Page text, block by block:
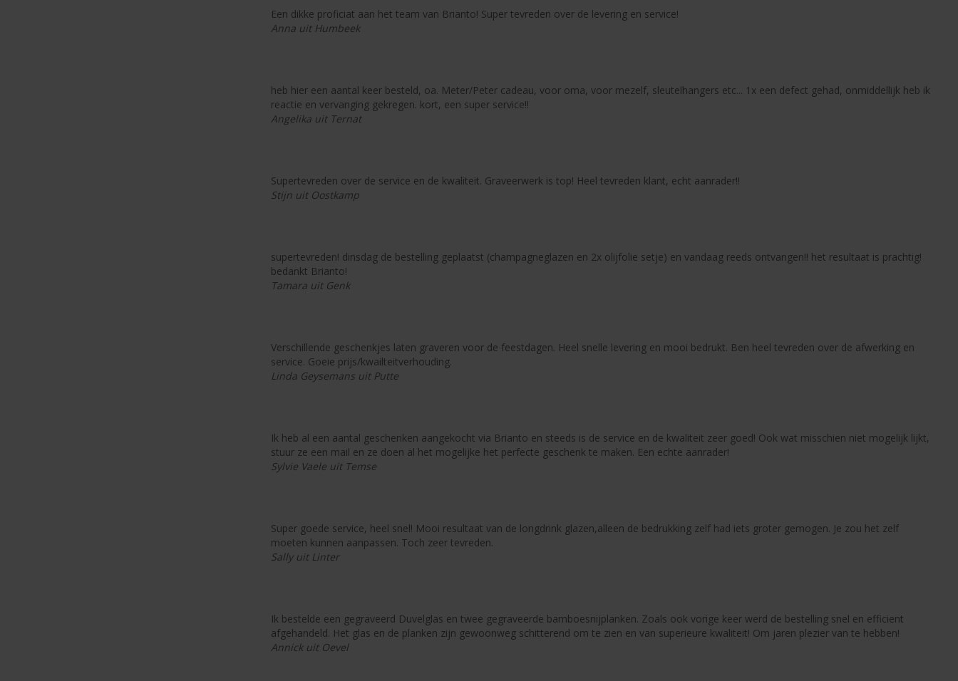
Een dikke proficiat aan het team van Brianto! Super tevreden over de levering en service!
Anna uit Humbeek
heb hier een aantal keer besteld, oa. Meter/Peter cadeau, voor oma, voor mezelf, sleutelhangers etc... 1x een defect gehad, onmiddellijk heb ik
reactie en vervanging gekregen. kort, een super service!!
Angelika uit Ternat
Supertevreden over de service en de kwaliteit. Graveerwerk is top! Heel tevreden klant, echt aanrader!!
Stijn uit Oostkamp
supertevreden! dinsdag de bestelling geplaatst (champagneglazen en 2x olijfolie setje) en vandaag reeds ontvangen!! het resultaat is prachtig!
bedankt Brianto!
Tamara uit Genk
Verschillende geschenkjes laten graveren voor de feestdagen. Heel snelle levering en mooi bedrukt. Ben heel tevreden over de afwerking en
service. Goeie prijs/kwailteitverhouding.
Linda Geysemans uit Putte
Ik heb al een aantal geschenken aangekocht via Brianto en steeds is de service en de kwaliteit zeer goed! Ook wat misschien niet mogelijk lijkt,
stuur ze een mail en ze doen al het mogelijke het perfecte geschenk te maken. Een echte aanrader!
Sylvie Vaele uit Temse
Super goede service, heel snel! Mooi resultaat van de longdrink glazen,alleen de bedrukking zelf had iets groter gemogen. Je zou het zelf
moeten kunnen aanpassen. Toch zeer tevreden.
Sally uit Linter
Ik bestelde een gegraveerd Duvelglas en twee gegraveerde bamboesnijplanken. Zoals ook vorige keer werd de bestelling snel en efficient
afgehandeld. Het glas en de planken zijn gewoonweg schitterend om te zien en van superieure kwaliteit! Om jaren plezier van te hebben!
Annick uit Oevel